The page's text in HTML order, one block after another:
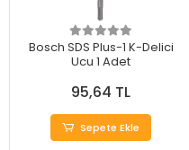
Bosch SDS Plus-1 K-Delici
Ucu 1 Adet
95,64 TL
Sepete Ekle